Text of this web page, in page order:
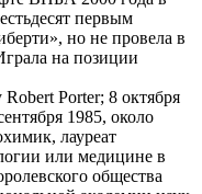
первым
но не провела в
на позиции
Porter; 8 октября
1985, около
лауреат
или медицине в
общества